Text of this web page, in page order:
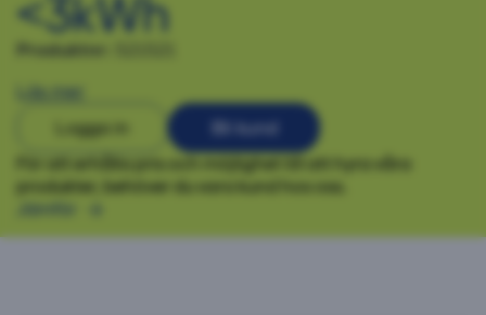
<3kWh
Produktnr:
Läs mer
Logga in
Bli kund
För att erhålla pris och möjlighet till att hyra våra
produkter, behöver du vara kund hos oss.